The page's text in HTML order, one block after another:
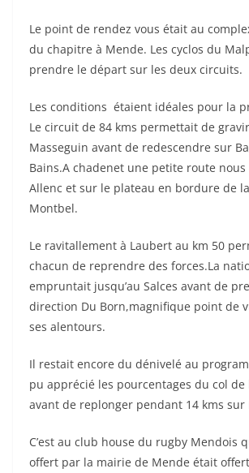
Le point de rendez vous était au
du chapitre à Mende. Les cyclos du
prendre le départ sur les deux circuits.
Les conditions étaient idéales pour la
Le circuit de 84 kms permettait de
Masseguin avant de redescendre sur
Bains.A chadenet une petite route nous
Allenc et sur le plateau en bordure de
Montbel.
Le ravitallement à Laubert au km 50
chacun de reprendre des forces.La
empruntait jusqu’au Salces avant de
direction Du Born,magnifique point de
ses alentours.
Il restait encore du dénivelé au
pu apprécié les pourcentages du col de
avant de replonger pendant 14 kms sur
C’est au club house du rugby Mendois
offert par la mairie de Mende était offert